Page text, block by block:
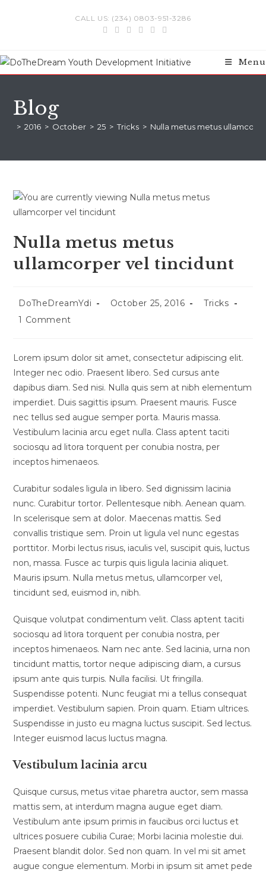
CALL US: (234) 0803-951-3286
Menu
Blog
> 2016 > October > 25 > Tricks > Nulla metus metus
Nulla metus metus
ullamcorper vel tincidunt
Post
DoTheDreamYdi
Post
October 25, 2016
Post
Tricks
Post
1 Comment
Lorem ipsum dolor sit amet, consectetur adipiscing elit.
Integer nec odio. Praesent libero. Sed cursus ante
dapibus diam. Sed nisi. Nulla quis sem at nibh elementum
imperdiet. Duis sagittis ipsum. Praesent mauris. Fusce
nec tellus sed augue semper porta. Mauris massa.
Vestibulum lacinia arcu eget nulla. Class aptent taciti
sociosqu ad litora torquent per conubia nostra, per
inceptos himenaeos.
Curabitur sodales ligula in libero. Sed dignissim lacinia
nunc. Curabitur tortor. Pellentesque nibh. Aenean quam.
In scelerisque sem at dolor. Maecenas mattis. Sed
convallis tristique sem. Proin ut ligula vel nunc egestas
porttitor. Morbi lectus risus, iaculis vel, suscipit quis, luctus
non, massa. Fusce ac turpis quis ligula lacinia aliquet.
Mauris ipsum. Nulla metus metus, ullamcorper vel,
tincidunt sed, euismod in, nibh.
Quisque volutpat condimentum velit. Class aptent taciti
sociosqu ad litora torquent per conubia nostra, per
inceptos himenaeos. Nam nec ante. Sed lacinia, urna non
tincidunt mattis, tortor neque adipiscing diam, a cursus
ipsum ante quis turpis. Nulla facilisi. Ut fringilla.
Suspendisse potenti. Nunc feugiat mi a tellus consequat
imperdiet. Vestibulum sapien. Proin quam. Etiam ultrices.
Suspendisse in justo eu magna luctus suscipit. Sed lectus.
Integer euismod lacus luctus magna.
Vestibulum lacinia arcu
Quisque cursus, metus vitae pharetra auctor, sem massa
mattis sem, at interdum magna augue eget diam.
Vestibulum ante ipsum primis in faucibus orci luctus et
ultrices posuere cubilia Curae; Morbi lacinia molestie dui.
Praesent blandit dolor. Sed non quam. In vel mi sit amet
augue congue elementum. Morbi in ipsum sit amet pede